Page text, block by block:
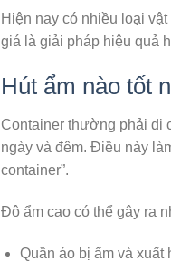
Hiện nay có nhiều loại
giá là giải pháp hiệu quả
Hút ẩm nào tốt
Container thường phải di
ngày và đêm. Điều này
container”.
Độ ẩm cao có thể gây ra
Quần áo bị ẩm và xuất